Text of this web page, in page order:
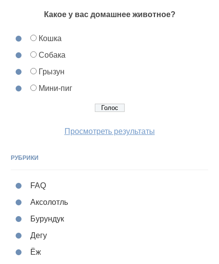
Какое у вас домашнее животное?
Кошка
Собака
Грызун
Мини-пиг
Просмотреть результаты
РУБРИКИ
FAQ
Аксолотль
Бурундук
Дегу
Ёж